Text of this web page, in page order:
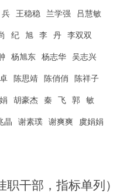
兵 王稳稳 兰学强 吕慧敏
纪 旭 李 丹 李双双
杨旭东 杨志华 吴志兴
卓 陈思靖 陈俏俏 陈祥子
娟 胡豪杰 秦 飞 郭 敏
晶 谢素璞 谢爽爽 虞娟娟
职干部 ，指标单列 ）